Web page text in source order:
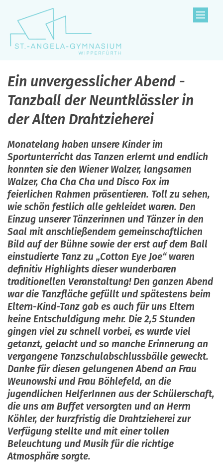
Zum Inhalt springen
Ein unvergesslicher Abend -
Tanzball der Neuntklässler in
der Alten Drahtzieherei
Monatelang haben unsere Kinder im
Sportunterricht das Tanzen erlernt und endlich
konnten sie den Wiener Walzer, langsamen
Walzer, Cha Cha Cha und Disco Fox im
feierlichen Rahmen präsentieren. Toll zu sehen,
wie schön festlich alle gekleidet waren. Den
Einzug unserer Tänzerinnen und Tänzer in den
Saal mit anschließendem gemeinschaftlichen
Bild auf der Bühne sowie der erst auf dem Ball
einstudierte Tanz zu „Cotton Eye Joe“ waren
definitiv Highlights dieser wunderbaren
traditionellen Veranstaltung! Den ganzen Abend
war die Tanzfläche gefüllt und spätestens beim
Eltern-Kind-Tanz gab es auch für uns Eltern
keine Entschuldigung mehr. Die 2,5 Stunden
gingen viel zu schnell vorbei, es wurde viel
getanzt, gelacht und so manche Erinnerung an
vergangene Tanzschulabschlussbälle geweckt.
Danke für diesen gelungenen Abend an Frau
Weunowski und Frau Böhlefeld, an die
jugendlichen HelferInnen aus der Schülerschaft,
die uns am Buffet versorgten und an Herrn
Köhler, der kurzfristig die Drahtzieherei zur
Verfügung stellte und mit einer tollen
Beleuchtung und Musik für die richtige
Atmosphäre sorgte.